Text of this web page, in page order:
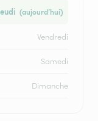
(aujourd’hui)
Vendredi
Samedi
Dimanche